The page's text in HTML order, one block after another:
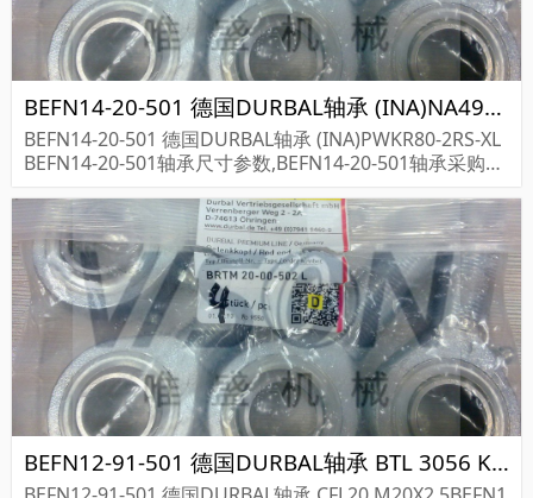
BEFN14-20-501 德国DURBAL轴承 (INA)NA4905-XL
BEFN14-20-501 德国DURBAL轴承 (INA)PWKR80-2RS-XL
BEFN14-20-501轴承尺寸参数,BEFN14-20-501轴承采购价
BEFN12-91-501 德国DURBAL轴承 BTL 3056 KBF GS HFB